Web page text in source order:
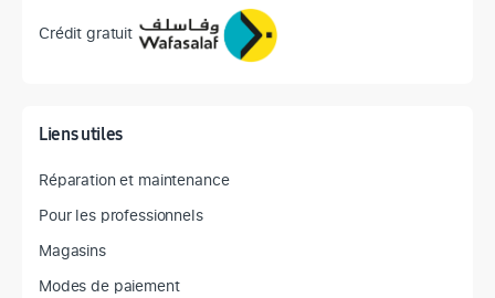
Crédit gratuit
Liens utiles
Réparation et maintenance
Pour les professionnels
Magasins
Modes de paiement